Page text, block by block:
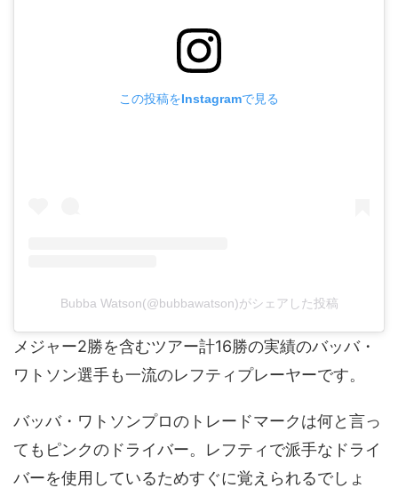
この投稿をInstagramで見る
Bubba Watson(@bubbawatson)がシェアした投稿
メジャー2勝を含むツアー計16勝の実績のバッバ・
ワトソン選手も一流のレフティプレーヤーです。
バッバ・ワトソンプロのトレードマークは何と言っ
てもピンクのドライバー。レフティで派手なドライ
バーを使用しているためすぐに覚えられるでしょ